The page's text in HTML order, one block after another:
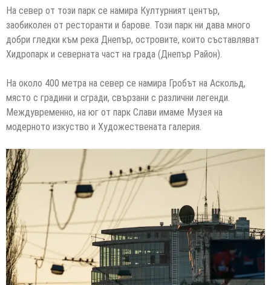
На север от този парк се намира Културният център,
заобиколен от ресторанти и барове. Този парк ни дава много
добри гледки към река Днепър, островите, които съставляват
Хидропарк и северната част на града (Днепър Район).
На около 400 метра на север се намира Гробът на Аскольд,
място с градини и сгради, свързани с различни легенди.
Междувременно, на юг от парк Слави имаме Музея на
модерното изкуство и Художествената галерия.